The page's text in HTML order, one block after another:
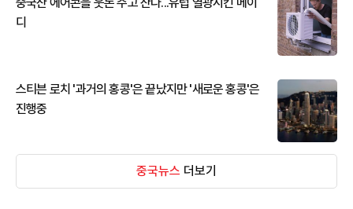
중국산 에어콘을 웃돈 주고 산다...유럽 열광시킨 메이
디
스티븐 로치 '과거의 홍콩'은 끝났지만 '새로운 홍콩'은
진행중
중국뉴스 더보기